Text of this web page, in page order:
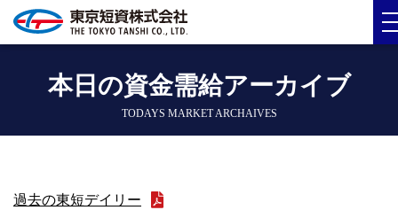
本日の資金需給アーカイブ
TODAYS MARKET ARCHAIVES
過去の東短デイリー